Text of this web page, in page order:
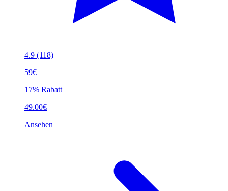
4.9 (118)
59€
17% Rabatt
49.00€
Ansehen